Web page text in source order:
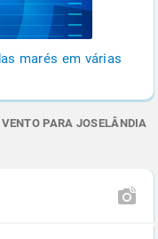
marés em várias
PARA JOSELÂNDIA